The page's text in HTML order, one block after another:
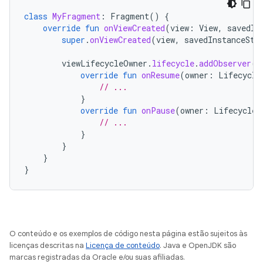
class MyFragment : Fragment()
{
override fun onViewCreated(view : View,
super .onViewCreated(view,
viewLifecycleOwner . lifecycle.addObserver(
override fun onResume(owner :
// ...
}
override fun onPause(owner :
// ...
}
}
}
}
O conteúdo e os exemplos de código nesta página estão sujeitos às
licenças descritas na Licença de conteúdo. Java e OpenJDK são
marcas registradas da Oracle e/ou suas afiliadas.